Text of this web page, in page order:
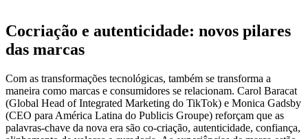
Cocriação e autenticidade: novos pilares
das marcas
Com as transformações tecnológicas, também se transforma a
maneira como marcas e consumidores se relacionam. Carol Baracat
(Global Head of Integrated Marketing do TikTok) e Monica Gadsby
(CEO para América Latina do Publicis Groupe) reforçam que as
palavras-chave da nova era são co-criação, autenticidade, confiança,